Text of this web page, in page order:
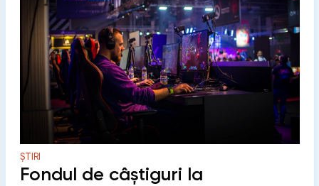
ȘTIRI
Fondul de câştiguri la